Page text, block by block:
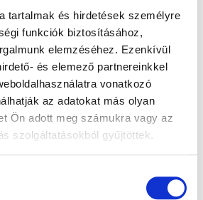
tartalmak és hirdetések személyre
funkciók biztosításához,
elemzéséhez. Ezenkívül
és elemező partnereinkkel
vonatkozó
az adatokat más olyan
Ön adott meg számukra vagy az
szolgáltatásokból gyűjtöttek.
karton - 1x
35 Ft + Áfa
(bruttó 44.45 Ft )